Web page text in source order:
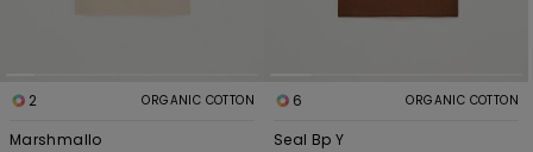
2 ORGANIC COTTON
Marshmallo
6 ORGANIC COTTON
Seal Bp Y